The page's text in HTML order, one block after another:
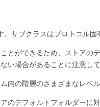
サブクラスはプロトコル固
とができるため、ストア
い場合があることに注意して
内の階層のさまざまなレベ
のデフォルトフォルダーに